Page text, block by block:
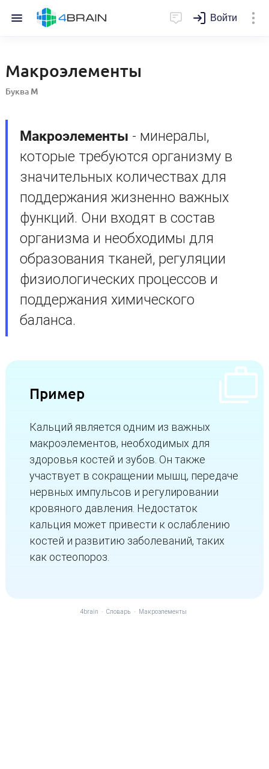
Войти
Макроэлементы
Буква М
Макроэлементы - минералы,
которые требуются организму в
значительных количествах для
поддержания жизненно важных
функций. Они входят в состав
организма и необходимы для
образования тканей, регуляции
физиологических процессов и
поддержания химического
баланса.
Пример
Кальций является одним из важных
макроэлементов, необходимых для
здоровья костей и зубов. Он также
участвует в сокращении мышц, передаче
нервных импульсов и регулировании
кровяного давления. Недостаток
кальция может привести к ослаблению
костей и развитию заболеваний, таких
как остеопороз.
4brain - Словарь - Макроэлементы